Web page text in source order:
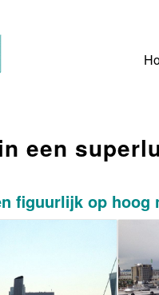
een
figuurlijk op hoog